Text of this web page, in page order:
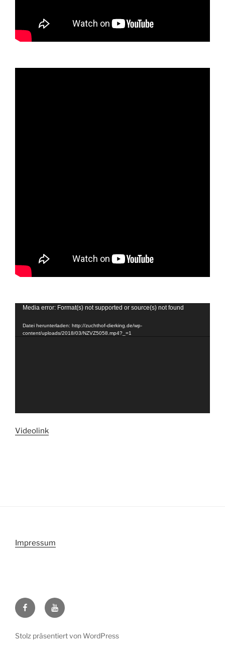
Video-
Media error: Format(s) not supported or source(s) not found
Datei herunterladen: http://zuchthof-dierking.de/wp-
content/uploads/2018/03/NZVZ5058.mp4?_=1
Videolink
Impressum
FacebookYoutube
Stolz präsentiert von WordPress